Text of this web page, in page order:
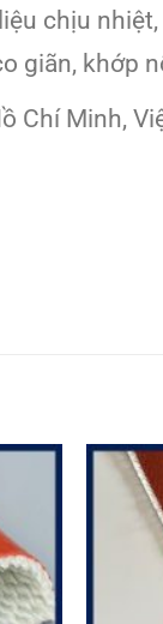
chịu
khớp
Chí Minh,